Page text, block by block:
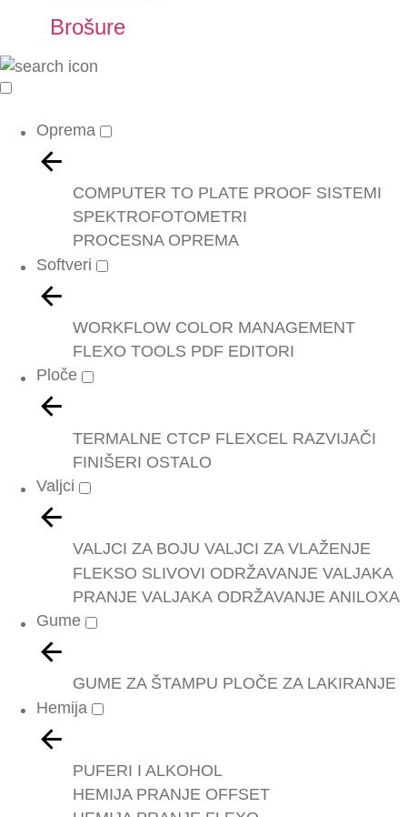
Brošure
Oprema
COMPUTER TO PLATE PROOF SISTEMI
SPEKTROFOTOMETRI
PROCESNA OPREMA
Softveri
WORKFLOW COLOR MANAGEMENT
FLEXO TOOLS PDF EDITORI
Ploče
TERMALNE CTCP FLEXCEL RAZVIJAČI
FINIŠERI OSTALO
Valjci
VALJCI ZA BOJU VALJCI ZA VLAŽENJE
FLEKSO SLIVOVI ODRŽAVANJE VALJAKA
PRANJE VALJAKA ODRŽAVANJE ANILOXA
Gume
GUME ZA ŠTAMPU PLOČE ZA LAKIRANJE
Hemija
PUFERI I ALKOHOL
HEMIJA PRANJE OFFSET